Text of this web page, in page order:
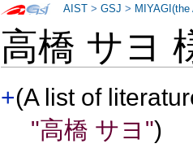
高橋 サヨ
+(A list of
"高橋 サヨ")
AIST >GSJ > MIYAGI(the